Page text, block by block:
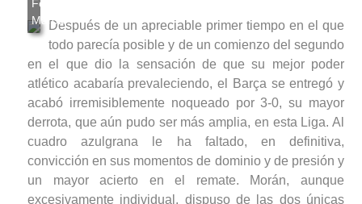
Después de un apreciable primer tiempo en el que
todo parecía posible y de un comienzo del segundo
en el que dio la sensación de que su mejor poder
atlético acabaría prevaleciendo, el Barça se entregó y
acabó irremisiblemente noqueado por 3-0, su mayor
derrota, que aún pudo ser más amplia, en esta Liga. Al
cuadro azulgrana le ha faltado, en definitiva,
convicción en sus momentos de dominio y de presión y
un mayor acierto en el remate. Morán, aunque
excesivamente individual, dispuso de las dos únicas